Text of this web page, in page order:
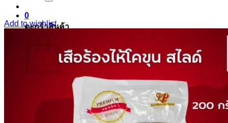
0
ตะกร้าสินค้า
ไม่มีสินค้าในตะกร้า
Add to wishlist